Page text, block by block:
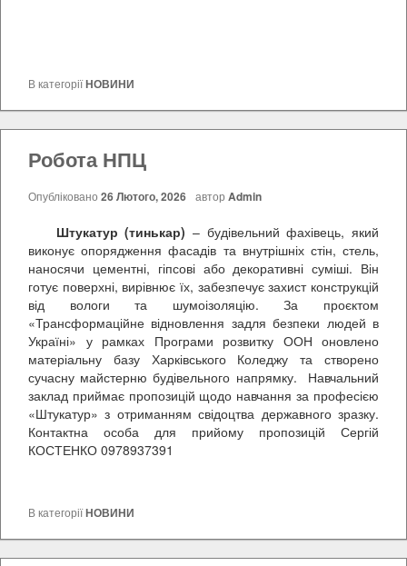
В категоріїНОВИНИ
Робота НПЦ
Опубліковано 26 Лютого, 2026 автор Admin
Штукатур (тинькар) – будівельний фахівець, який
виконує опорядження фасадів та внутрішніх стін, стель,
наносячи цементні, гіпсові або декоративні суміші. Він
готує поверхні, вирівнює їх, забезпечує захист конструкцій
від вологи та шумоізоляцію. За проєктом
«Трансформаційне відновлення задля безпеки людей в
Україні» у рамках Програми розвитку ООН оновлено
матеріальну базу Харківського Коледжу та створено
сучасну майстерню будівельного напрямку. Навчальний
заклад приймає пропозицій щодо навчання за професією
«Штукатур» з отриманням свідоцтва державного зразку.
Контактна особа для прийому пропозицій Сергій
КОСТЕНКО 0978937391
В категоріїНОВИНИ